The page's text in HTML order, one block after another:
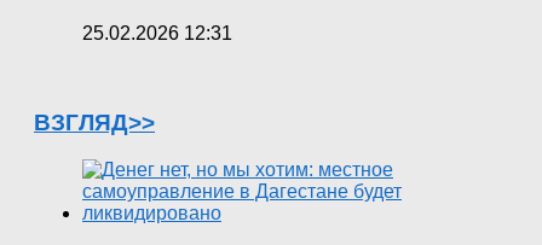
25.02.2026 12:31
ВЗГЛЯД>>